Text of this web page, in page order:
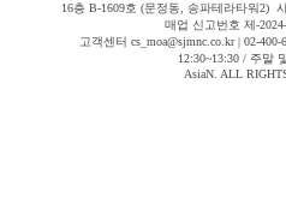
16층 B-1609호 (문정동, 송파테라타워2)
매업 신고번호 제-
고객센터 cs_moa@sjmnc.co.kr | 02-
12:30~13:30 / 주말
AsiaN. ALL